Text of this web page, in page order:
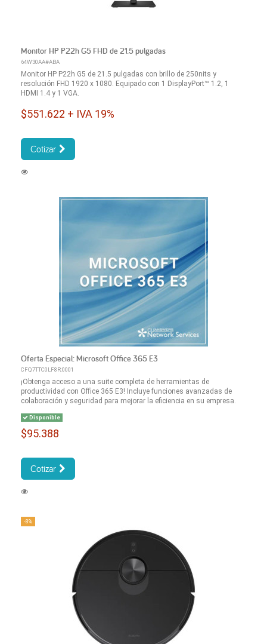
Monitor HP P22h G5 FHD de 21.5 pulgadas
64W30AA#ABA
Monitor HP P22h G5 de 21.5 pulgadas con brillo de 250nits y
resolución FHD 1920 x 1080. Equipado con 1 DisplayPort™ 1.2, 1
HDMI 1.4 y 1 VGA.
$551.622 + IVA 19%
Cotizar
Oferta Especial: Microsoft Office 365 E3
CFQ7TTC0LF8R:0001
¡Obtenga acceso a una suite completa de herramientas de
productividad con Office 365 E3! Incluye funciones avanzadas de
colaboración y seguridad para mejorar la eficiencia en su empresa.
Disponible
$95.388
Cotizar
-8%